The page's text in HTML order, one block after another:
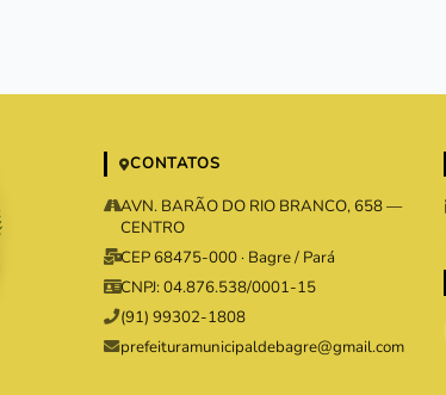
CONTATOS
AVN. BARÃO DO RIO BRANCO, 658 —
CENTRO
CEP 68475-000 · Bagre / Pará
CNPJ: 04.876.538/0001-15
(91) 99302-1808
prefeituramunicipaldebagre@gmail.com